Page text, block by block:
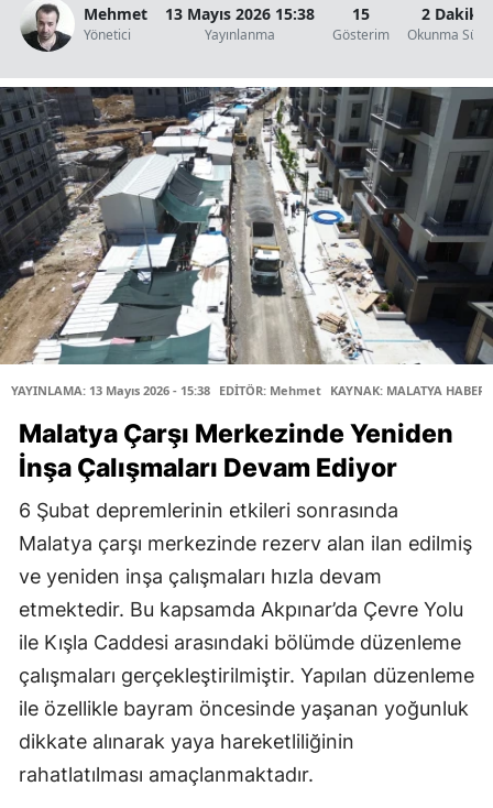
Mehmet
Yönetici
13 Mayıs 2026 15:38
Yayınlanma
15
Gösterim
2 Dakika
Okunma
YAYINLAMA: 13 Mayıs 2026 - 15:38 EDİTÖR: Mehmet KAYNAK: MALATYA HABER
Malatya Çarşı Merkezinde Yeniden
İnşa Çalışmaları Devam Ediyor
6 Şubat depremlerinin etkileri sonrasında
Malatya çarşı merkezinde rezerv alan ilan edilmiş
ve yeniden inşa çalışmaları hızla devam
etmektedir. Bu kapsamda Akpınar’da Çevre Yolu
ile Kışla Caddesi arasındaki bölümde düzenleme
çalışmaları gerçekleştirilmiştir. Yapılan düzenleme
ile özellikle bayram öncesinde yaşanan yoğunluk
dikkate alınarak yaya hareketliliğinin
rahatlatılması amaçlanmaktadır.